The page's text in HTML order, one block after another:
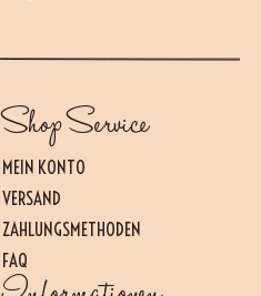
Shop Service
MEIN KONTO
VERSAND
ZAHLUNGSMETHODEN
FAQ